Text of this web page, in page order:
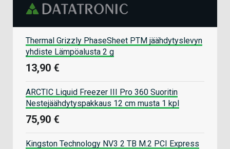
Thermal Grizzly PhaseSheet PTM jäähdytyslevyn
yhdiste Lämpöalusta 2 g
13,90 €
ARCTIC Liquid Freezer III Pro 360 Suoritin
Nestejäähdytyspakkaus 12 cm musta 1 kpl
75,90 €
Kingston Technology NV3 2 TB M.2 PCI Express